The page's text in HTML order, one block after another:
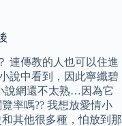
連傳教的人也可以住進
說中看到，因此寧纖碧
說網還不太熟…因為它
率嗎?? 我想放愛情小
其他很多種，怕放到那